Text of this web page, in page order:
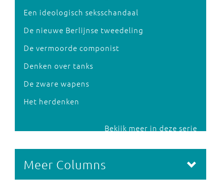
Een ideologisch seksschandaal
De nieuwe Berlijnse tweedeling
De vermoorde componist
Denken over tanks
De zware wapens
Het herdenken
Bekijk meer in deze serie
Meer Columns